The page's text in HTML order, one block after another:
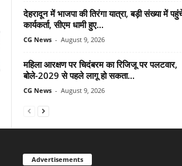
देहरादून में भाजपा की तिरंगा यात्रा, बड़ी संख्या में
कार्यकर्ता, सीएम धामी हुए...
CG News - August 9, 2026
महिला आरक्षण पर चिदंबरम का रिजिजू पर पलटवार,
बोले-2029 से पहले लागू हो सकता...
CG News - August 9, 2026
Advertisements